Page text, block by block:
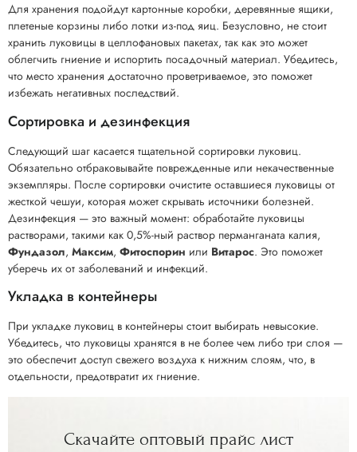
Для хранения подойдут картонные коробки, деревянные ящики,
плетеные корзины либо лотки из-под яиц. Безусловно, не стоит
хранить луковицы в целлофановых пакетах, так как это может
облегчить гниение и испортить посадочный материал. Убедитесь,
что место хранения достаточно проветриваемое, это поможет
избежать негативных последствий.
Сортировка и дезинфекция
Следующий шаг касается тщательной сортировки луковиц.
Обязательно отбраковывайте поврежденные или некачественные
экземпляры. После сортировки очистите оставшиеся луковицы от
жесткой чешуи, которая может скрывать источники болезней.
Дезинфекция — это важный момент: обработайте луковицы
растворами, такими как 0,5%-ный раствор перманганата калия,
Фундазол, Максим, Фитоспорин или Витарос. Это поможет
уберечь их от заболеваний и инфекций.
Укладка в контейнеры
При укладке луковиц в контейнеры стоит выбирать невысокие.
Убедитесь, что луковицы хранятся в не более чем либо три слоя —
это обеспечит доступ свежего воздуха к нижним слоям, что, в
отдельности, предотвратит их гниение.
Скачайте оптовый прайс лист